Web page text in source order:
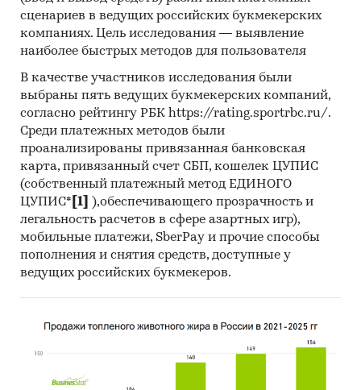
(количественный) анализ с применением
пакетов программ, к которым имеет доступ
наше агентство.
Контент-анализ выполняется в рамках
проведения Desk Research (кабинетное
исследование). В общем виде целью
кабинетного исследования является
проанализировать ситуацию на рынке
стационарных подъемных платформ для
инвалидов и получить (рассчитать) показатели,
характеризующие его состояние в настоящее
время и в будущем.
Метод анализа данных
Материалы DataMonitor, EuroMonitor,
Eurostat.
Печатные и электронные деловые и
сценариев в ведущих российских букмекерских
компаниях. Цель исследования — выявление
наиболее быстрых методов для пользователя
В качестве участников исследования были
выбраны пять ведущих букмекерских компаний,
согласно рейтингу РБК https://rating.sportrbc.ru/.
Среди платежных методов были
проанализированы привязанная банковская
карта, привязанный счет СБП, кошелек ЦУПИС
(собственный платежный метод ЕДИНОГО
ЦУПИС* [1]
),обеспечивающего прозрачность и
легальность расчетов в сфере азартных игр),
мобильные платежи, SberPay и прочие способы
пополнения и снятия средств, доступные у
ведущих российских букмекеров.